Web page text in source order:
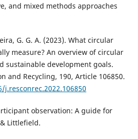
and mixed methods approaches
G. G. A. (2023). What circular
measure? An overview of circular
sustainable development goals.
and Recycling, 190, Article 106850.
observation: A guide for
Littlefield.